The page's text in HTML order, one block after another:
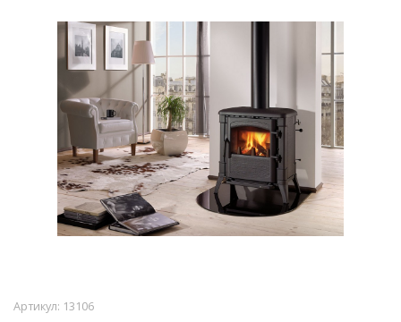
Артикул: 13106